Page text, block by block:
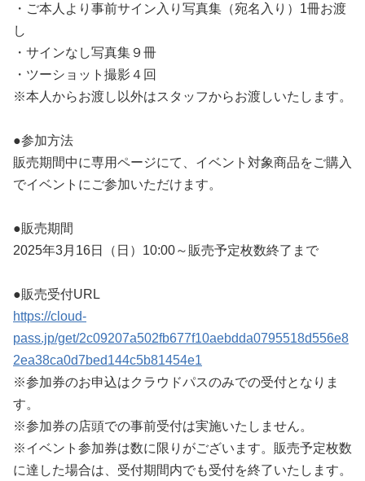
・ご本人より事前サイン入り写真集（宛名入り）1冊お渡
し
・サインなし写真集９冊
・ツーショット撮影４回
※本人からお渡し以外はスタッフからお渡しいたします。
●参加方法
販売期間中に専用ページにて、イベント対象商品をご購入
でイベントにご参加いただけます。
●販売期間
2025年3月16日（日）10:00～販売予定枚数終了まで
●販売受付URL
https://cloud-
pass.jp/get/2c09207a502fb677f10aebdda0795518d556e8
2ea38ca0d7bed144c5b81454e1
※参加券のお申込はクラウドパスのみでの受付となりま
す。
※参加券の店頭での事前受付は実施いたしません。
※イベント参加券は数に限りがございます。販売予定枚数
に達した場合は、受付期間内でも受付を終了いたします。